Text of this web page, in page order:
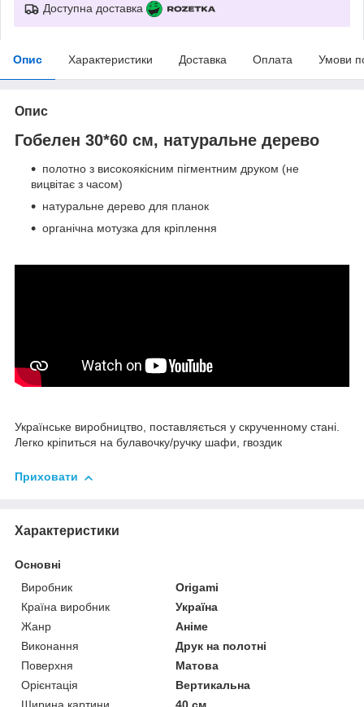
Доступна доставка
Опис Характеристики Доставка Оплата Умови
Опис
Гобелен 30*60 см, натуральне дерево
полотно з високоякісним пігментним друком (не
вицвітає з часом)
натуральне дерево для планок
органічна мотузка для кріплення
Українське виробництво, поставляється у скрученному стані.
Легко кріпиться на булавочку/ручку шафи, гвоздик
Приховати
Характеристики
Основні
Виробник
Origami
Країна виробник
Україна
Жанр
Аніме
Виконання
Друк на полотні
Поверхня
Матова
Орієнтація
Вертикальна
Ширина картини
40 см